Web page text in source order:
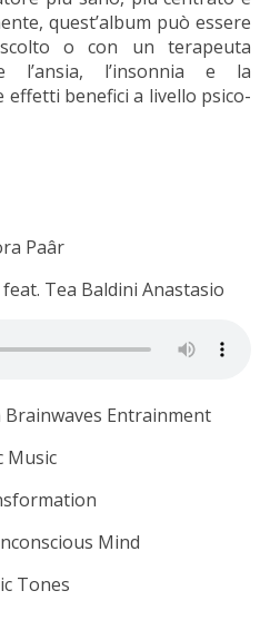
quest’album può essere
o con un terapeuta
l’ansia, l’insonnia e la
benefici a livello psico-
Paâr
Tea Baldini Anastasio
Brainwaves Entrainment
Music
Mind
Tones